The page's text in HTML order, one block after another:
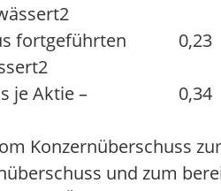
fortgeführten
0,23
je Aktie –
0,34
Konzernüberschuss
und zum